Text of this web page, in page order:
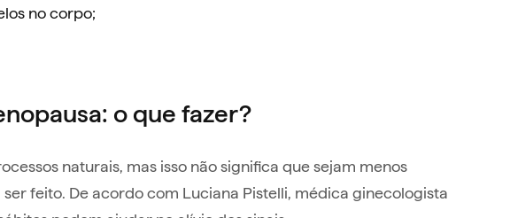
no corpo;
o que fazer?
naturais, mas isso não significa que sejam menos
feito. De acordo com Luciana Pistelli, médica ginecologista